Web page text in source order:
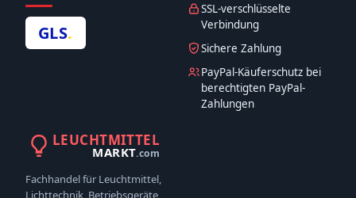
GLS.
SSL-verschlüsselte
Verbindung
Sichere Zahlung
PayPal-Käuferschutz bei
berechtigten PayPal-
Zahlungen
LEUCHTMITTEL
MARKT.com
Fachhandel für Leuchtmittel,
Lichttechnik, Betriebsgeräte